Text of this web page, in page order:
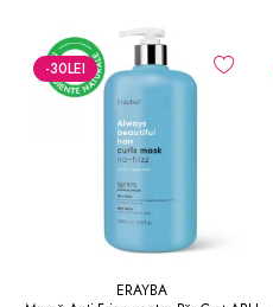
-30LEI
ERAYBA